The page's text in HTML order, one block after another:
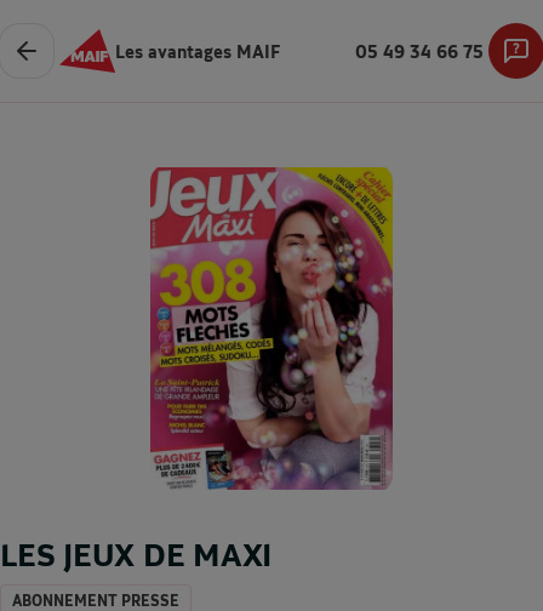
Les avantages MAIF 05 49 34 66 75
LES JEUX DE MAXI
ABONNEMENT PRESSE